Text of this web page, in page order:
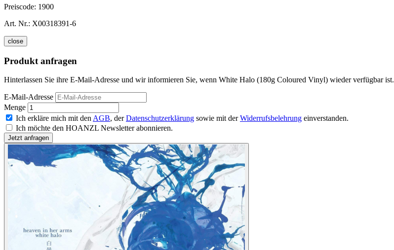
Preiscode: 1900
Art. Nr.: X00318391-6
close
Produkt anfragen
Hinterlassen Sie ihre E-Mail-Adresse und wir informieren Sie, wenn White Halo (180g Coloured Vinyl) wieder verfügbar ist.
E-Mail-Adresse
Menge
Ich erkläre mich mit den AGB, derDatenschutzerklärung sowie mit derWiderrufsbelehrung einverstanden.
Ich möchte den HOANZL Newsletter abonnieren.